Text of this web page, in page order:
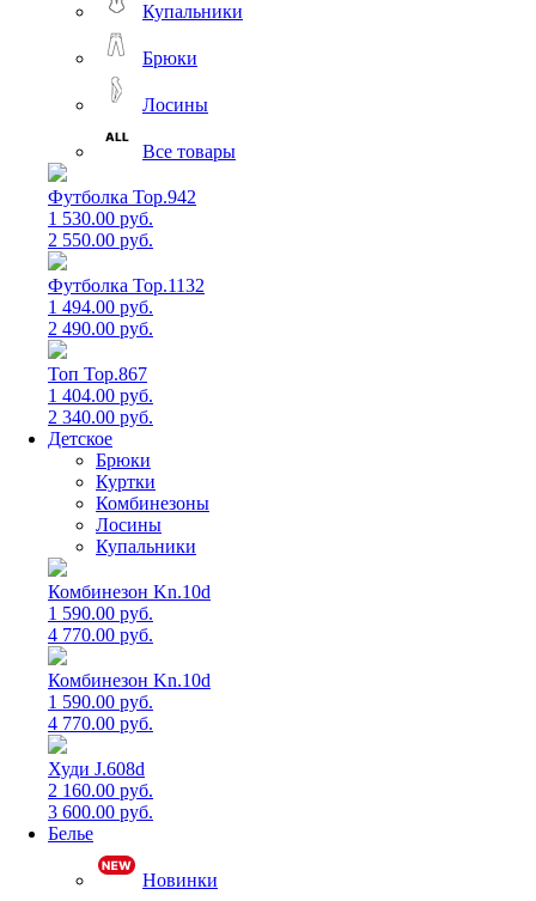
Купальники
Брюки
Лосины
Все товары
Футболка Top.942
1 530.00 руб.
2 550.00 руб.
Футболка Top.1132
1 494.00 руб.
2 490.00 руб.
Топ Top.867
1 404.00 руб.
2 340.00 руб.
Детское
Брюки
Куртки
Комбинезоны
Лосины
Купальники
Комбинезон Kn.10d
1 590.00 руб.
4 770.00 руб.
Комбинезон Kn.10d
1 590.00 руб.
4 770.00 руб.
Худи J.608d
2 160.00 руб.
3 600.00 руб.
Белье
Новинки